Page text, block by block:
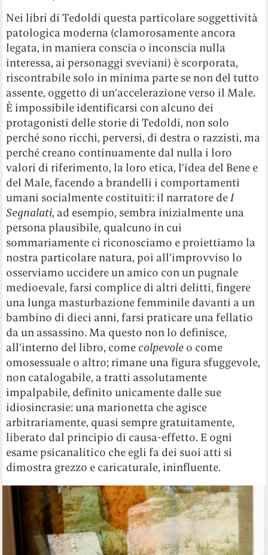
Nei libri di Tedoldi questa particolare soggettività
patologica moderna (clamorosamente ancora
legata, in maniera conscia o inconscia nulla
interessa, ai personaggi sveviani) è scorporata,
riscontrabile solo in minima parte se non del tutto
assente, oggetto di un’accelerazione verso il Male.
È impossibile identificarsi con alcuno dei
protagonisti delle storie di Tedoldi, non solo
perché sono ricchi, perversi, di destra o razzisti, ma
perché creano continuamente dal nulla i loro
valori di riferimento, la loro etica, l’idea del Bene e
del Male, facendo a brandelli i comportamenti
umani socialmente costituiti: il narratore deI
Segnalati, ad esempio, sembra inizialmente una
persona plausibile, qualcuno in cui
sommariamente ci riconosciamo e proiettiamo la
nostra particolare natura, poi all’improvviso lo
osserviamo uccidere un amico con un pugnale
medioevale, farsi complice di altri delitti, fingere
una lunga masturbazione femminile davanti a un
bambino di dieci anni, farsi praticare una fellatio
da un assassino. Ma questo non lo definisce,
all’interno del libro, come colpevole o come
omosessuale o altro; rimane una figura sfuggevole,
non catalogabile, a tratti assolutamente
impalpabile, definito unicamente dalle sue
idiosincrasie: una marionetta che agisce
arbitrariamente, quasi sempre gratuitamente,
liberato dal principio di causa-effetto. E ogni
esame psicanalitico che egli fa dei suoi atti si
dimostra grezzo e caricaturale, ininfluente.